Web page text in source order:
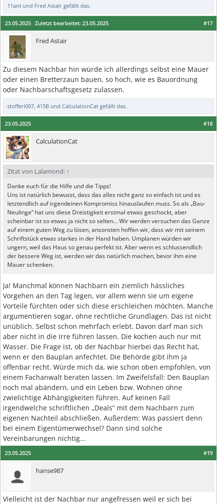
11ant und Fred Astair gefällt das.
#17
23.05.2025 Zuletzt bearbeitet: 23.05.2025
Fred Astair
Zu diesem Nachbar hin würde ich allerdings selbst eine Mauer
oder einen Bretterzaun bauen, so hoch, wie es Bauordnung
oder Nachbarschaftsgesetz zulassen.
stofferl007, 415B und CalculationCat gefällt das.
#18
23.05.2025
CalculationCat
Zitat von Lalamond: ↑
Danke euch für die Hilfe und die Tipps!
Uns ist natürlich bewusst, dass das alles nicht ganz so einfach ist und es
letztendlich auf irgendeinen Kompromiss hinauslaufen muss. So als „Bau-
Neulinge“ hat uns diese Dreistigkeit erstmal etwas geschockt, aber
scheinbar ist so etwas ja nicht so selten… Wir werden versuchen das Ganze
auf einem guten Weg zu lösen, ansonsten hoffen wir, dass wir mit seinem
Schriftstück etwas starkes in der Hand haben. Umplanen würden wir
ungern, weil das Haus so genau perfekt ist. Aber wenn es schlussendlich
der bessere Weg ist, werden wir das natürlich machen, bevor ihm eine
Mauer schenken.
Ja! Manchmal können Nachbarn ein ziemlich hässliches
Vorgehen an den Tag legen, vor allem wenn sie um eigene
Vorteile fürchten oder sich diese erschleichen möchten. Manche
argumentieren sogar, ohne rechtliche Grundlagen. Das ist nicht
unüblich. Selbst schon mehrfach erlebt. Davon darf man sich
aber nicht in die Irre führen lassen. Die kochen auch nur mit
Wasser. Die Frage ist, ob der Nachbar hierbei das Recht hat,
wenn er den Bauplan anfechtet. Die Behörde gibt ihm ja
offenbar recht. Würde mich da, wie schon oben empfohlen, von
einem Fachanwalt beraten lassen. Im Zweifelsfall: Den Bauplan
noch mal abändern, und ein Leben bzw. Wohnen ohne
zwielichtige Abhängigkeiten führen. Auf keinen Fall
irgendwelche schriftlichen „Deals“ mit dem Nachbarn zum
eigenen Nachteil abschließen. Außerdem: Was passiert denn
bei einem Eigentümerwechsel? Dann sind solche
Vereinbarungen nichtig...
#19
23.05.2025
hanse987
Vielleicht ist der Nachbar nur angefressen weil er sich bei